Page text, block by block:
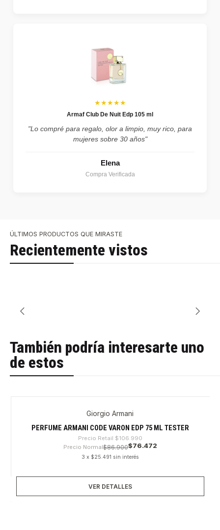
★★★★★
Armaf Club De Nuit Edp 105 ml
"Lo compré para regalo, olor a limpio, muy rico, para
mujeres sobre 30 años"
Elena
Compra Verificada
ÚLTIMOS PRODUCTOS QUE MIRASTE
Recientemente vistos
También podría interesarte uno
de estos
Agotado
Giorgio Armani
PERFUME ARMANI CODE VARON EDP 75 ML TESTER
Precio Retail $106.990
Precio Normal$86.900$76.472
3 x $25.491 sin interés
VER DETALLES